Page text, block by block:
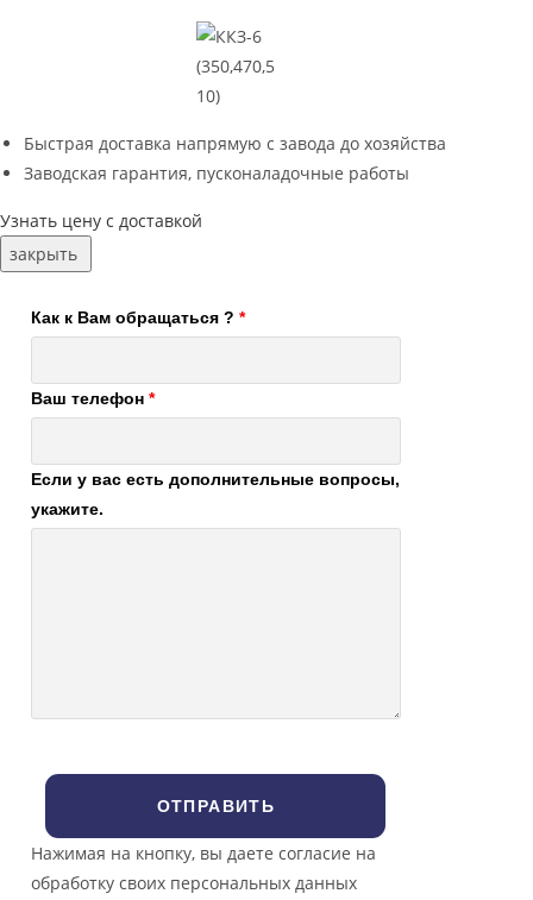
Быстрая доставка напрямую с завода до хозяйства
Заводская гарантия, пусконаладочные работы
Узнать цену с доставкой
закрыть
Как к Вам обращаться ? *
Ваш телефон *
Если у вас есть дополнительные вопросы,
укажите.
Нажимая на кнопку, вы даете согласие на
обработку своих персональных данных